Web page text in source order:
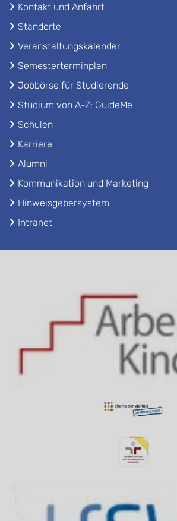
Kontakt und Anfahrt
Standorte
Veranstaltungskalender
Semesterterminplan
Jobbörse für Studierende
Studium von A-Z: GuideMe
Schulen
Karriere
Alumni
Kommunikation und Marketing
Hinweisgebersystem
Intranet